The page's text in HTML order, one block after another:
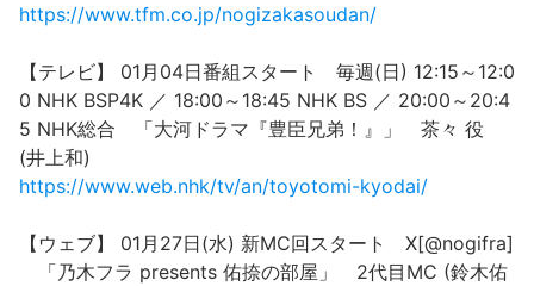
https://www.tfm.co.jp/nogizakasoudan/
【テレビ】 01月04日番組スタート 毎週(日) 12:15～12:0
0 NHK BSP4K ／ 18:00～18:45 NHK BS ／ 20:00～20:4
5 NHK総合 「大河ドラマ『豊臣兄弟！』」 茶々 役
(井上和)
https://www.web.nhk/tv/an/toyotomi-kyodai/
【ウェブ】 01月27日(水) 新MC回スタート X[@nogifra]
「乃木フラ presents 佑捺の部屋」 2代目MC (鈴木佑